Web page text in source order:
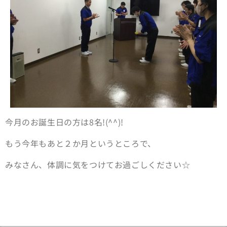
今月のお誕生日の方は8名!(^^)!
もう今年もあと２か月というところで、
みなさん、体調に気をつけてお過ごしください☆